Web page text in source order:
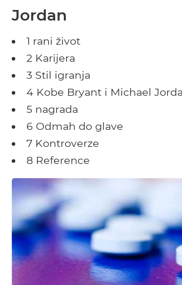
Jordan
1 rani život
2 Karijera
3 Stil igranja
4 Kobe Bryant i Michael
5 nagrada
6 Odmah do glave
7 Kontroverze
8 Reference